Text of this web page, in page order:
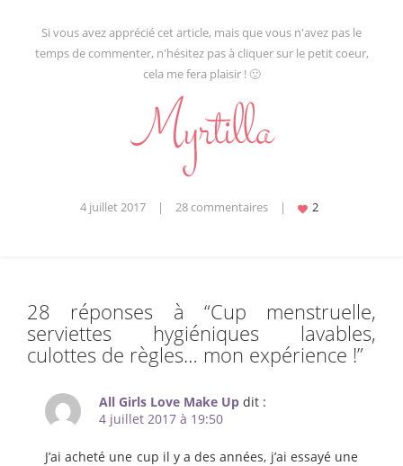
Si vous avez apprécié cet article, mais que vous n'avez pas le
temps de commenter, n'hésitez pas à cliquer sur le petit coeur,
cela me fera plaisir ! 🙂
4 juillet 2017 | 28 commentaires |
28 réponses à “Cup menstruelle,
serviettes hygiéniques lavables,
culottes de règles… mon expérience !”
All Girls Love Make Up dit :
4 juillet 2017 à 19:50
J’ai acheté une cup il y a des années, j’ai essayé une